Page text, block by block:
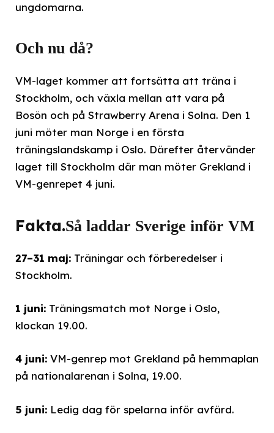
ungdomarna.
Och nu då?
VM-laget kommer att fortsätta att träna i
Stockholm, och växla mellan att vara på
Bosön och på Strawberry Arena i Solna. Den 1
juni möter man Norge i en första
träningslandskamp i Oslo. Därefter återvänder
laget till Stockholm där man möter Grekland i
VM-genrepet 4 juni.
Fakta.Så laddar Sverige inför VM
27–31 maj: Träningar och förberedelser i
Stockholm.
1 juni: Träningsmatch mot Norge i Oslo,
klockan 19.00.
4 juni: VM-genrep mot Grekland på hemmaplan
på nationalarenan i Solna, 19.00.
5 juni: Ledig dag för spelarna inför avfärd.